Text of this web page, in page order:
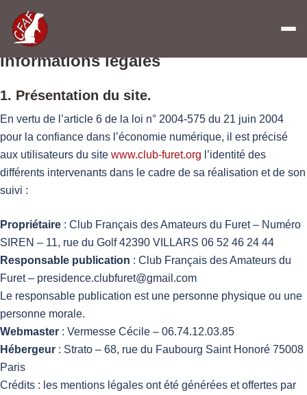
Vos mentions légales :
Informations légales
1. Présentation du site.
En vertu de l’article 6 de la loi n° 2004-575 du 21 juin 2004
pour la confiance dans l’économie numérique, il est précisé
aux utilisateurs du site www.club-furet.org l’identité des
différents intervenants dans le cadre de sa réalisation et de son
suivi :
Propriétaire : Club Français des Amateurs du Furet – Numéro
SIREN – 11, rue du Golf 42390 VILLARS 06 52 46 24 44
Responsable publication : Club Français des Amateurs du
Furet – presidence.clubfuret@gmail.com
Le responsable publication est une personne physique ou une
personne morale.
Webmaster : Vermesse Cécile – 06.74.12.03.85
Hébergeur : Strato – 68, rue du Faubourg Saint Honoré 75008
Paris
Crédits : les mentions légales ont été générées et offertes par